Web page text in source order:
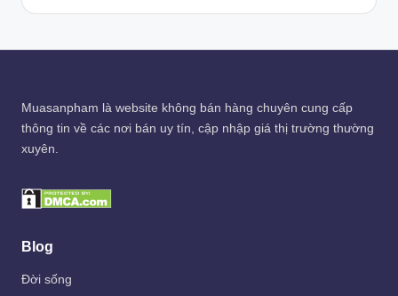
Muasanpham là website không bán hàng chuyên cung cấp
thông tin về các nơi bán uy tín, cập nhập giá thị trường thường
xuyên.
Blog
Đời sống